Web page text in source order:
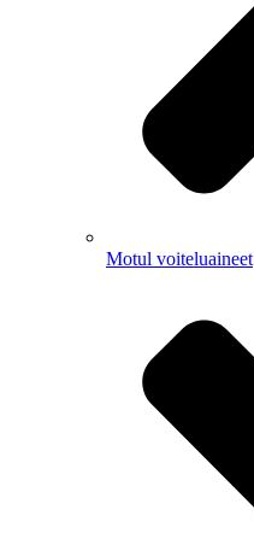
Motul voiteluaineet